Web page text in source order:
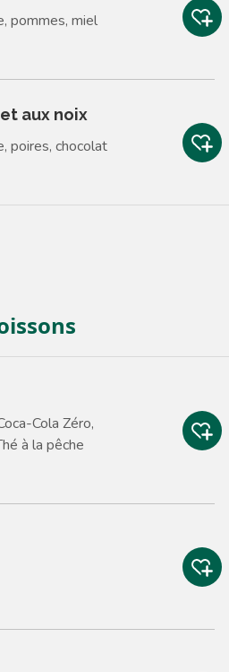
pommes, miel
aux noix
poires, chocolat
Cola Zéro,
à la pêche